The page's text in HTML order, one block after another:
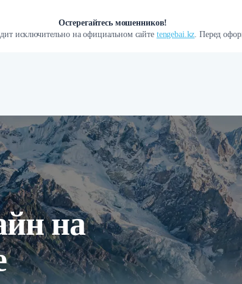
Остерегайтесь мошенников!
исключительно на официальном сайте tengebai.kz. Перед
на